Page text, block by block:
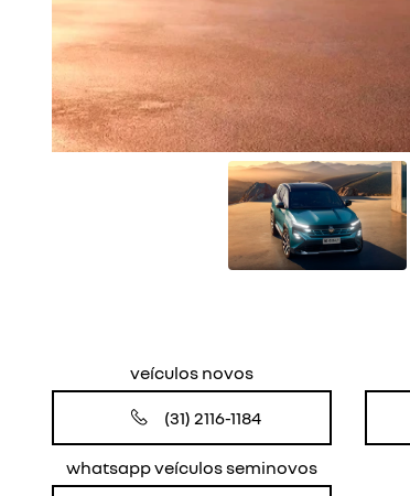
veículos novos
(31) 2116-1184
whatsapp veículos seminovos